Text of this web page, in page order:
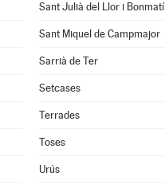
Sant Julià del Llor i Bonmatí
Sant Miquel de Campmajor
Sarrià de Ter
Setcases
Terrades
Toses
Urús